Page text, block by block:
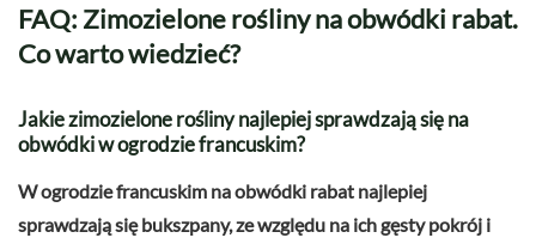
FAQ: Zimozielone rośliny na obwódki rabat.
Co warto wiedzieć?
Jakie zimozielone rośliny najlepiej sprawdzają się na
obwódki w ogrodzie francuskim?
W ogrodzie francuskim na obwódki rabat najlepiej
sprawdzają się bukszpany, ze względu na ich gęsty pokrój i